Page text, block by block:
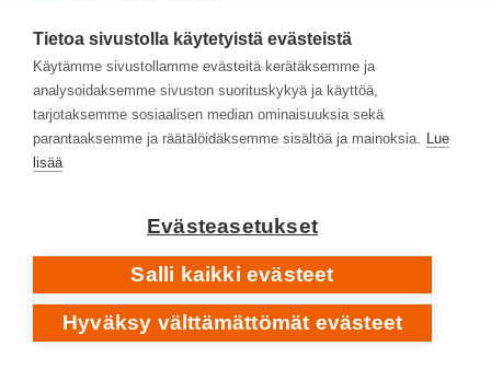
Timo Kalevi Forss
Tietoa sivustolla käytetyistä evästeistä
Käytämme sivustollamme evästeitä kerätäksemme ja
analysoidaksemme sivuston suorituskykyä ja käyttöä,
tarjotaksemme sosiaalisen median ominaisuuksia sekä
parantaaksemme ja räätälöidäksemme sisältöä ja mainoksia. Lue
lisää
Evästeasetukset
Salli kaikki evästeet
Hyväksy välttämättömät evästeet